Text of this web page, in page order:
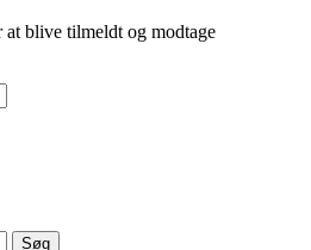
at blive tilmeldt og modtage